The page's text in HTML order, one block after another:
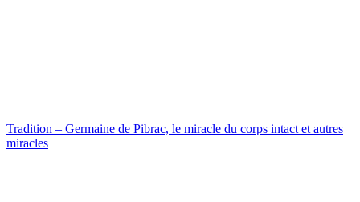
Tradition – Germaine de Pibrac, le miracle du corps intact et autres
miracles